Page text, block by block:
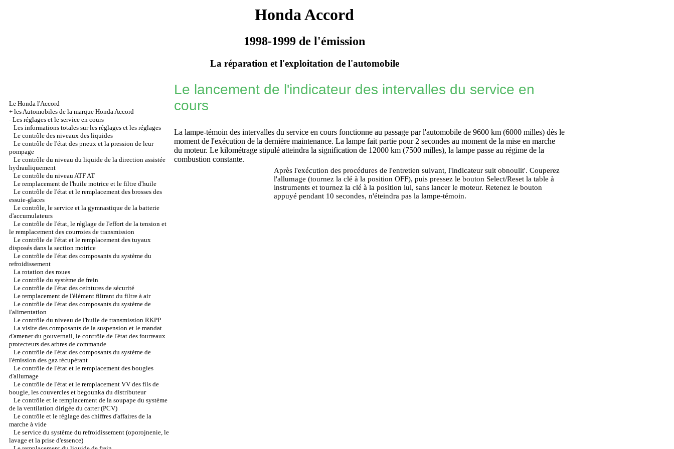
Honda Accord
1998-1999 de l'émission
La réparation et l'exploitation de l'automobile
Le Honda l'Accord
+ les Automobiles de la marque Honda Accord
- Les réglages et le service en cours
Les informations totales sur les réglages et les réglages
Le contrôle des niveaux des liquides
Le contrôle de l'état des pneux et la pression de leur
pompage
Le contrôle du niveau du liquide de la direction assistée
hydrauliquement
Le contrôle du niveau ATF AT
Le remplacement de l'huile motrice et le filtre d'huile
Le contrôle de l'état et le remplacement des brosses des
essuie-glaces
Le contrôle, le service et la gymnastique de la batterie
d'accumulateurs
Le contrôle de l'état, le réglage de l'effort de la tension et
le remplacement des courroies de transmission
Le contrôle de l'état et le remplacement des tuyaux
disposés dans la section motrice
Le contrôle de l'état des composants du système du
refroidissement
La rotation des roues
Le contrôle du système de frein
Le contrôle de l'état des ceintures de sécurité
Le remplacement de l'élément filtrant du filtre à air
Le contrôle de l'état des composants du système de
l'alimentation
Le contrôle du niveau de l'huile de transmission RKPP
La visite des composants de la suspension et le mandat
d'amener du gouvernail, le contrôle de l'état des fourreaux
protecteurs des arbres de commande
Le contrôle de l'état des composants du système de
l'émission des gaz récupérant
Le contrôle de l'état et le remplacement des bougies
d'allumage
Le contrôle de l'état et le remplacement VV des fils de
bougie, les couvercles et begounka du distributeur
Le contrôle et le remplacement de la soupape du système
de la ventilation dirigée du carter (PCV)
Le contrôle et le réglage des chiffres d'affaires de la
marche à vide
Le service du système du refroidissement (oporojnenie, le
lavage et la prise d'essence)
Le lancement de l'indicateur des intervalles du service en
cours
La lampe-témoin des intervalles du service en cours fonctionne au passage par l'automobile de 9600 km (6000 milles) dès le
moment de l'exécution de la dernière maintenance. La lampe fait partie pour 2 secondes au moment de la mise en marche
du moteur. Le kilométrage stipulé atteindra la signification de 12000 km (7500 milles), la lampe passe au régime de la
combustion constante.
Après l'exécution des procédures de l'entretien suivant, l'indicateur suit obnoulit'. Couperez
l'allumage (tournez la clé à la position OFF), puis pressez le bouton Select/Reset la table à
instruments et tournez la clé à la position lui, sans lancer le moteur. Retenez le bouton
appuyé pendant 10 secondes, n'éteindra pas la lampe-témoin.